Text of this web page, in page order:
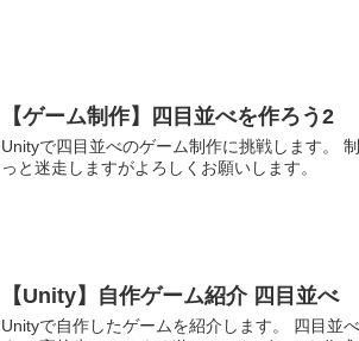
【ゲーム制作】四目並べを作ろう2
Unityで四目並べのゲーム制作に挑戦します。
っと迷走しますがよろしくお願いします。
【Unity】自作ゲーム紹介 四目並べ
Unityで自作したゲームを紹介します。 四目並